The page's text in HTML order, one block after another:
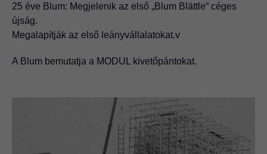
25 éve Blum: Megjelenik az első „Blum Blättle“ céges
újság.
Megalapítják az első leányvállalatokat.v
A Blum bemutatja a MODUL kivetőpántokat.